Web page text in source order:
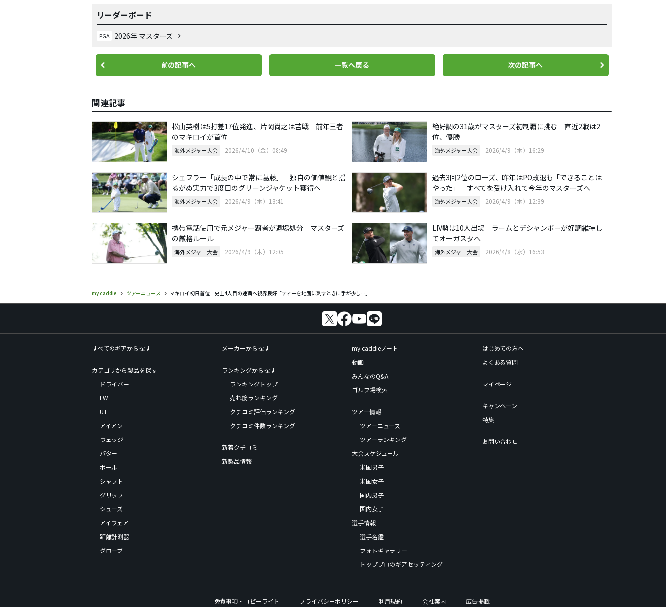
リーダーボード
PGA 2026年 マスターズ
前の記事へ 一覧へ戻る 次の記事へ
関連記事
松山英樹は5打差17位発進、片岡尚之は苦戦 前年王者
のマキロイが首位
海外メジャー大会 2026/4/10（金）08:49
絶好調の31歳がマスターズ初制覇に挑む 直近2戦は2
位、優勝
海外メジャー大会 2026/4/9（木）16:29
シェフラー「成長の中で常に葛藤」 独自の価値観と揺
るがぬ実力で3度目のグリーンジャケット獲得へ
海外メジャー大会 2026/4/9（木）13:41
過去3回2位のローズ、昨年はPO敗退も「できることは
やった」 すべてを受け入れて今年のマスターズへ
海外メジャー大会 2026/4/9（木）12:39
携帯電話使用で元メジャー覇者が退場処分 マスターズ
の厳格ルール
海外メジャー大会 2026/4/9（木）12:05
LIV勢は10人出場 ラームとデシャンボーが好調維持し
てオーガスタへ
海外メジャー大会 2026/4/8（水）16:53
my caddie ツアーニュース マキロイ初日首位 史上4人目の連覇へ視界良好「ティーを地面に刺すときに手が少し…」
すべてのギアから探す
カテゴリから製品を探す
ドライバー
FW
UT
アイアン
ウェッジ
パター
ボール
シャフト
グリップ
シューズ
アイウェア
距離計測器
グローブ
メーカーから探す
ランキングから探す
ランキングトップ
売れ筋ランキング
クチコミ評価ランキング
クチコミ件数ランキング
新着クチコミ
新製品情報
my caddieノート
動画
みんなのQ&A
ゴルフ場検索
ツアー情報
ツアーニュース
ツアーランキング
大会スケジュール
米国男子
米国女子
国内男子
国内女子
選手情報
選手名鑑
フォトギャラリー
トッププロのギアセッティング
はじめての方へ
よくある質問
マイページ
キャンペーン
特集
お問い合わせ
免責事項・コピーライト プライバシーポリシー 利用規約 会社案内 広告掲載